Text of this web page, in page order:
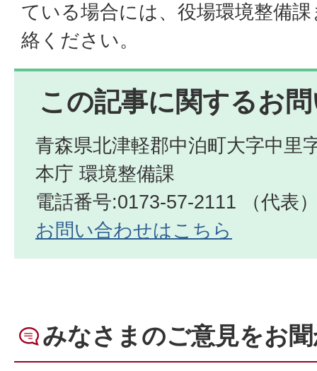
ている場合には、役場環境整備
絡ください。
この記事に関するお
青森県北津軽郡中泊町大字中里
本庁 環境整備課
電話番号:0173-57-2111 （代表
お問い合わせはこちら
みなさまのご意見をお